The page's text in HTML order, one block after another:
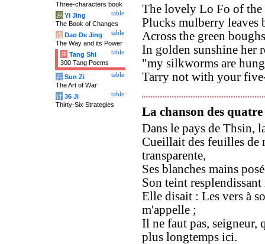
The lovely Lo Fo of the
Plucks mulberry leaves
Across the green
In golden sunshine her
"my silkworms are
Tarry not with your
La chanson des
Dans le pays de Thsin,
Cueillait des feuilles de
transparente,
Ses blanches mains
Son teint
Elle disait : Les vers à
m'appelle ;
Il ne faut pas, seigneur,
plus longtemps ici.
Three-characters book
table
易 Yi Jing
The Book of Changes
table
道 Dao De Jing
The Way and its Power
table
唐 Tang Shi
300 Tang Poems
table
兵 Sun Zi
The Art of War
table
计 36 Ji
Thirty-Six Strategies